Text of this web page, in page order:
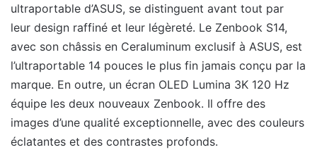
ultraportable d’ASUS, se distinguent avant tout par
leur design raffiné et leur légèreté. Le Zenbook S14,
avec son châssis en Ceraluminum exclusif à ASUS, est
l’ultraportable 14 pouces le plus fin jamais conçu par la
marque. En outre, un écran OLED Lumina 3K 120 Hz
équipe les deux nouveaux Zenbook. Il offre des
images d’une qualité exceptionnelle, avec des couleurs
éclatantes et des contrastes profonds.